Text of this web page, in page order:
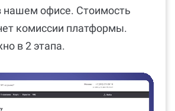
нашем офисе. Стоимость
комиссии платформы.
в 2 этапа.